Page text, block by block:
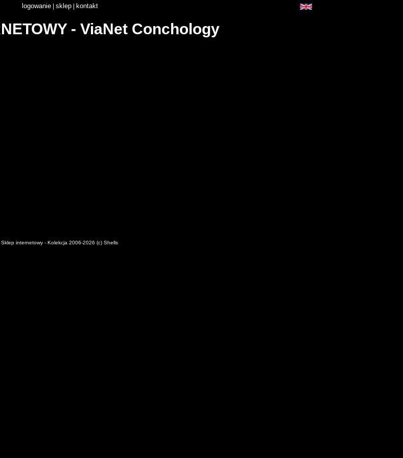
logowanie| sklep| kontakt
- ViaNet Conchology
Sklep internetowy - Kolekcja 2006-2026 (c) Shells